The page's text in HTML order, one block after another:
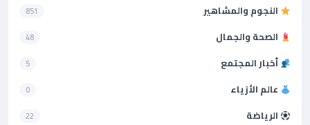
النجوم والمشاهير 851
الصحة والجمال 48
أخبار المجتمع 5
عالم الأزياء 0
الرياضة 22